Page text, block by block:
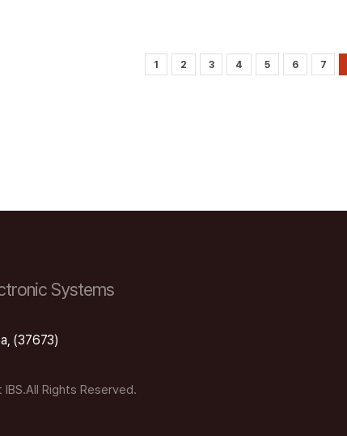
1 2 3 4 5 6 7
Systems
(37673)
Rights Reserved.